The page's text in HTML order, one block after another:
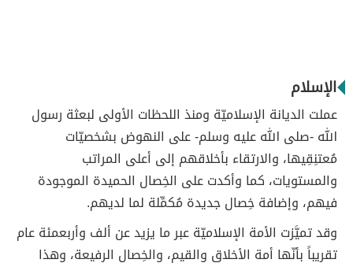
الإسلام
عملت الديانة الإسلاميّة ومنذ اللحظات الأولى لبعثة رسول
الله -صلى الله عليه وسلم- على النهوض بشخصيّات
مُعتنِقِيها، والارتقاء بأخلاقهم إلى أعلى المراتب
والمستويات، كما وأكدت على الخِصال الحميدة الموجودة
فيهم، وإضافة خِصال جديدة مُكمِّلة لما لديهم.
وقد تميَّزت الأمة الإسلاميّة عبر ما يزيد عن ألف وأربعمئة عام
تقريباً بأنّها أمة الأخلاق والقيم، والخِصال الرفيعة، وهذا